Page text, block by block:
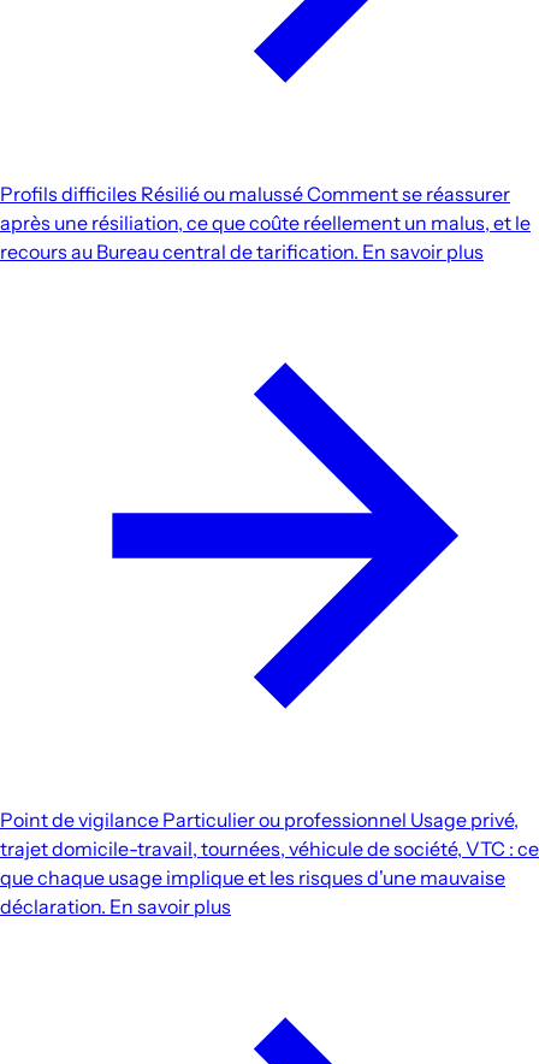
Profils difficiles Résilié ou malusséComment se réassurer
après une résiliation, ce que coûte réellement un malus, et le
recours au Bureau central de tarification. En savoir plus
Point de vigilance Particulier ou professionnel Usage privé,
trajet domicile-travail, tournées, véhicule de société, VTC : ce
que chaque usage implique et les risques d'une mauvaise
déclaration. En savoir plus